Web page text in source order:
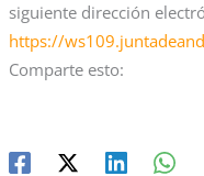
siguiente dirección
https://
Comparte esto: